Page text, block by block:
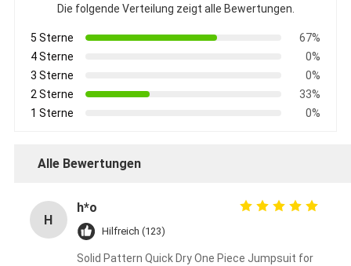
Die folgende Verteilung zeigt alle Bewertungen.
5 Sterne
67%
4 Sterne
0%
3 Sterne
0%
2 Sterne
33%
1 Sterne
0%
Alle Bewertungen
H
h*o
Hilfreich (123)
Solid Pattern Quick Dry One Piece Jumpsuit for